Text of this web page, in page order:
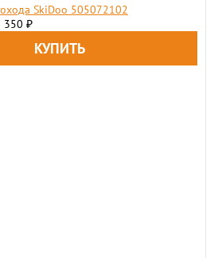
SkiDoo 505072102
350 ₽